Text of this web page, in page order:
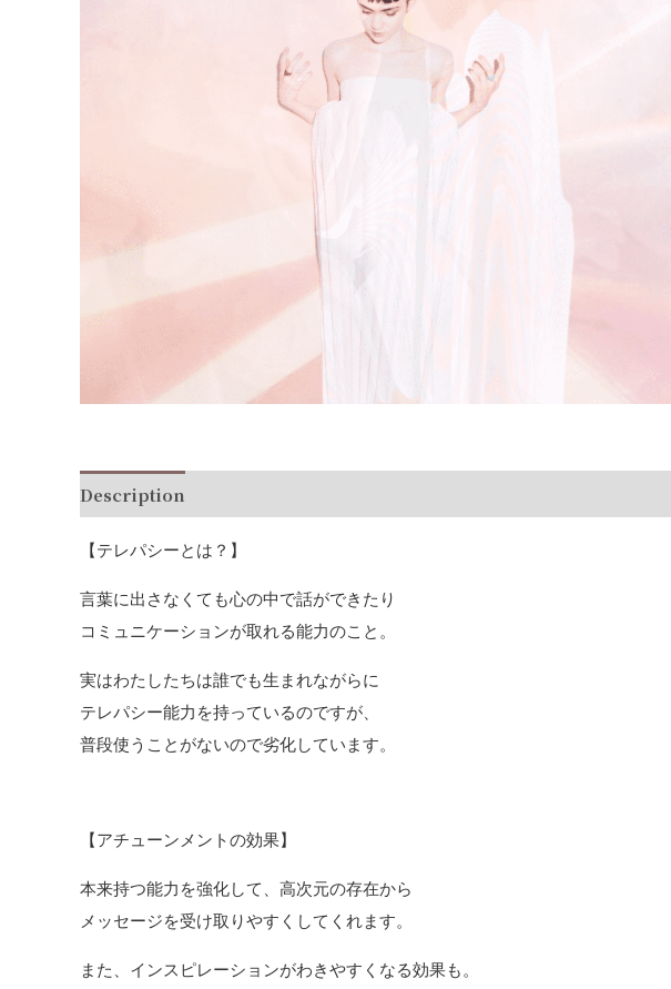
Description
【テレパシーとは？】
言葉に出さなくても心の中で話ができたり
コミュニケーションが取れる能力のこと。
実はわたしたちは誰でも生まれながらに
テレパシー能力を持っているのですが、
普段使うことがないので劣化しています。
【アチューンメントの効果】
本来持つ能力を強化して、高次元の存在から
メッセージを受け取りやすくしてくれます。
また、インスピレーションがわきやすくなる効果も。